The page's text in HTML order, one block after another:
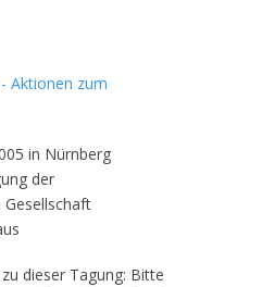
Aktionen zum
in Nürnberg
der
dieser Tagung: Bitte